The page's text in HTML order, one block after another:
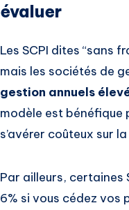
évaluer
Les SCPI dites “sans
mais les sociétés de
gestion annuels
modèle est bénéfique
s’avérer coûteux sur
Par ailleurs, certaines
6% si vous cédez vos